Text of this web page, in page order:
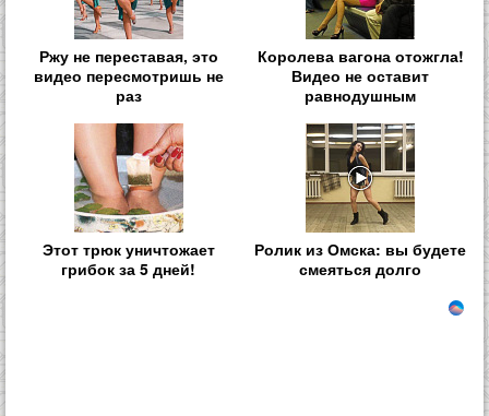
Ржу не переставая, это
видео пересмотришь не
раз
Королева вагона отожгла!
Видео не оставит
равнодушным
Этот трюк уничтожает
грибок за 5 дней!
Ролик из Омска: вы будете
смеяться долго